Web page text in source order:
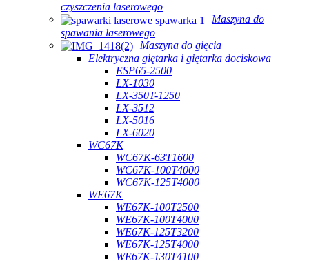
czyszczenia laserowego
Maszyna do
spawania laserowego
Maszyna do gięcia
Elektryczna giętarka i giętarka dociskowa
ESP65-2500
LX-1030
LX-350T-1250
LX-3512
LX-5016
LX-6020
WC67K
WC67K-63T1600
WC67K-100T4000
WC67K-125T4000
WE67K
WE67K-100T2500
WE67K-100T4000
WE67K-125T3200
WE67K-125T4000
WE67K-130T4100